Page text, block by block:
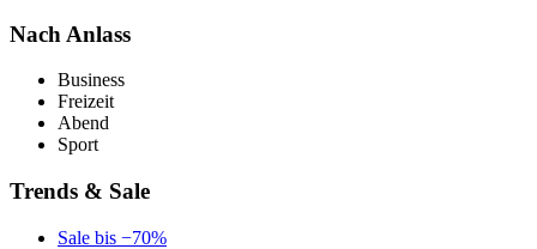
Nach Anlass
Business
Freizeit
Abend
Sport
Trends & Sale
Sale bis −70%